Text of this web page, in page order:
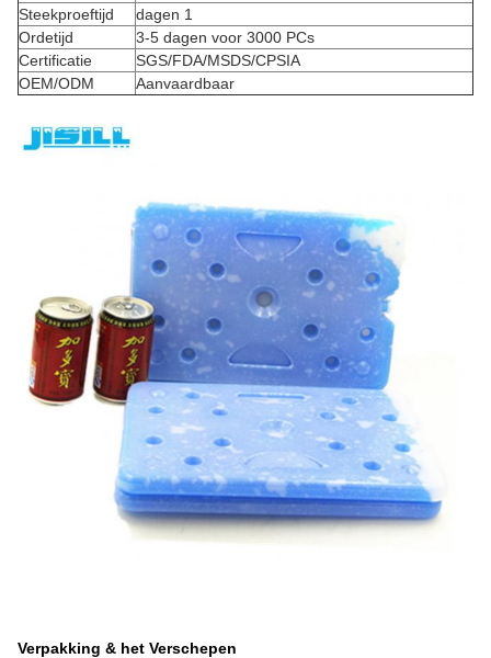
Steekproeftijd
dagen 1
Ordetijd
3-5 dagen voor 3000 PCs
Certificatie
SGS/FDA/MSDS/CPSIA
OEM/ODM
Aanvaardbaar
Verpakking & het Verschepen